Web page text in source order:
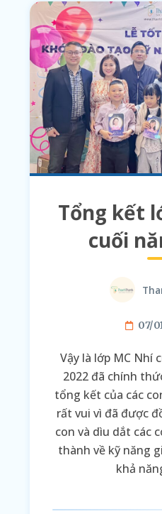
Tổng kết
cuối
07/
Vậy là lớp MC Nhí
2022 đã chính
tổng kết của các
rất vui vì đã được
con và dìu dắt các
thành về kỹ năng
khả